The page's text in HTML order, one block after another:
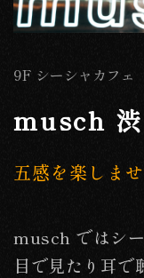
9F シーシャカフェ
musch 渋
五感を楽しま
musch ではシー
目で見たり耳で